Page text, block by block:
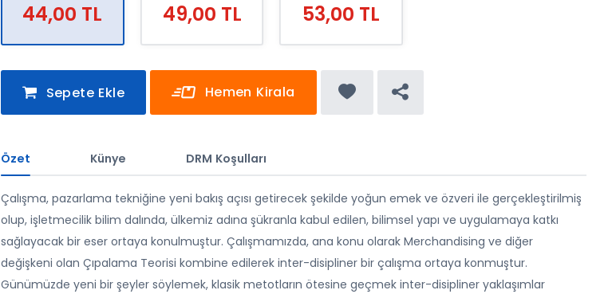
44,00 TL 49,00 TL 53,00 TL
Sepete Ekle Hemen Kirala
Özet Künye DRM Koşulları
Çalışma, pazarlama tekniğine yeni bakış açısı getirecek şekilde yoğun emek ve özveri ile gerçekleştirilmiş
olup, işletmecilik bilim dalında, ülkemiz adına şükranla kabul edilen, bilimsel yapı ve uygulamaya katkı
sağlayacak bir eser ortaya konulmuştur. Çalışmamızda, ana konu olarak Merchandising ve diğer
değişkeni olan Çıpalama Teorisi kombine edilerek inter-disipliner bir çalışma ortaya konmuştur.
Günümüzde yeni bir şeyler söylemek, klasik metotların ötesine geçmek inter-disipliner yaklaşımlar